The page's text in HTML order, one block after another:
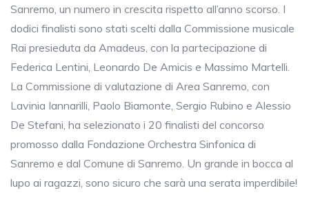
Sanremo, un numero in crescita rispetto all’anno scorso. I
dodici finalisti sono stati scelti dalla Commissione musicale
Rai presieduta da Amadeus, con la partecipazione di
Federica Lentini, Leonardo De Amicis e Massimo Martelli.
La Commissione di valutazione di Area Sanremo, con
Lavinia Iannarilli, Paolo Biamonte, Sergio Rubino e Alessio
De Stefani, ha selezionato i 20 finalisti del concorso
promosso dalla Fondazione Orchestra Sinfonica di
Sanremo e dal Comune di Sanremo. Un grande in bocca al
lupo ai ragazzi, sono sicuro che sarà una serata imperdibile!